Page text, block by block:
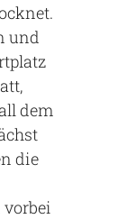
und
dem
die